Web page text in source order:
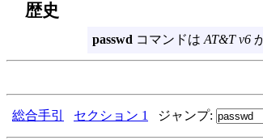
歴史
passwd コマンドは AT&T v6
総合手引 セクション 1 ジャンプ: